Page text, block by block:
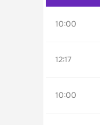
10:00
12:17
10:00